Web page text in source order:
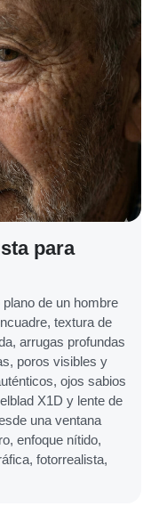
para
de un hombre
textura de
arrugas profundas
poros visibles y
ojos sabios
X1D y lente de
una ventana
enfoque nítido,
fotorrealista,